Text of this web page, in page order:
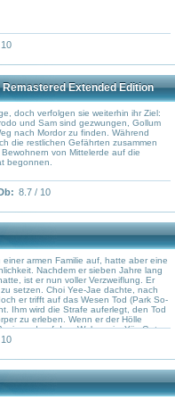
Extended Edition
doch verfolgen sie weiterhin ihr Ziel:
und Sam sind gezwungen, Gollum
nach Mordor zu finden. Während
die restlichen Gefährten zusammen
von Mittelerde auf die
begonnen.
8.7 / 10
armen Familie auf, hatte aber eine
Nachdem er sieben Jahre lang
ist er nun voller Verzweiflung. Er
setzen. Choi Yee-Jae dachte, nach
er trifft auf das Wesen Tod (Park So-
Ihm wird die Strafe auferlegt, den Tod
zu erleben. Wenn er der Hölle
auf dem Webcomic „Yije Got